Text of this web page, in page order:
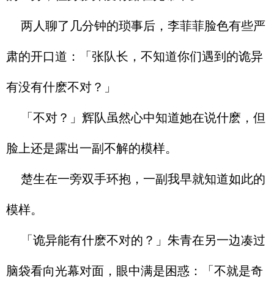
两人聊了几分钟的琐事后，李菲菲脸色有些严
肃的开口道：「张队长，不知道你们遇到的诡异
有没有什麽不对？」
「不对？」辉队虽然心中知道她在说什麽，但
脸上还是露出一副不解的模样。
楚生在一旁双手环抱，一副我早就知道如此的
模样。
「诡异能有什麽不对的？」朱青在另一边凑过
脑袋看向光幕对面，眼中满是困惑：「不就是奇